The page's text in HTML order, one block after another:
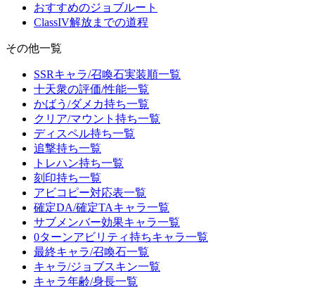
おすすめのジョブルート
ClassIV解放までの道程
その他一覧
SSRキャラ/召喚石実装順一覧
十天衆の評価/性能一覧
かばう/ダメカ持ち一覧
クリア/マウント持ち一覧
ディスペル持ち一覧
追撃持ち一覧
トレハン持ち一覧
刻印持ち一覧
アビコピー対応表一覧
確定DA/確定TAキャラ一覧
サブメンバー効果キャラ一覧
0ターンアビリティ持ちキャラ一覧
最終キャラ/召喚石一覧
キャラ/ジョブスキン一覧
キャラ年齢/身長一覧